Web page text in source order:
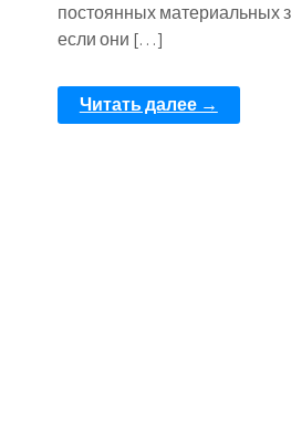
постоянных материальных
если они […]
Читать далее →